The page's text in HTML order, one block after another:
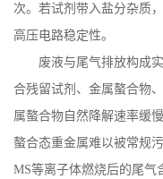
次。若试剂带入盐分杂质
高压电路稳定性。
废液与尾气排放构成
合残留试剂、金属螯合物
属螯合物自然降解速率缓
螯合态重金属难以被常规
MS等离子体燃烧后的尾气